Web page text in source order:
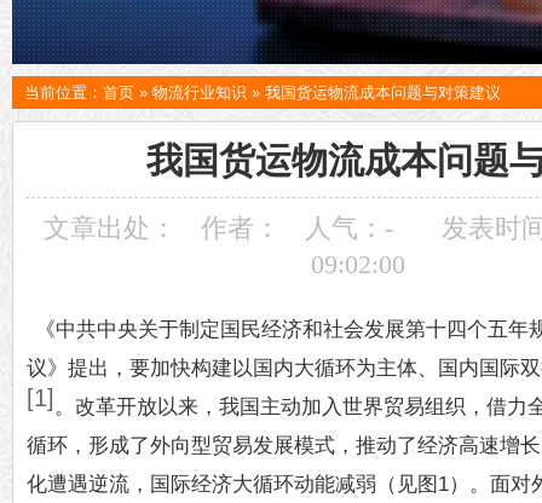
当前位置： 首页 » 物流行业知识 » 我国货运物流成本问题与对策建议
我国货运物流成本问题
文章出处： 作者： 人气： -
发表时
09:02:00
《中共中央关于制定国民经济和社会发展第十四个五
议》提出，要加快构建以国内大循环为主体、国内国际
[1] 。改革开放以来，我国主动加入世界贸易组织，借力
循环，形成了外向型贸易发展模式，推动了经济高速增长
化遭遇逆流，国际经济大循环动能减弱（见图1）。面对